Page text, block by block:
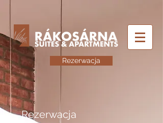
Rezerwacja
Rezerwacja